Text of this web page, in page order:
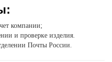
компании;
и проверке изделия.
Почты России.